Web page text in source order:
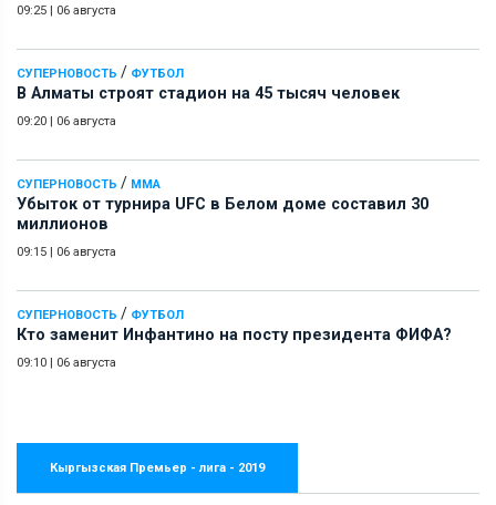
09:25 | 06 августа
СУПЕРНОВОСТЬ / ФУТБОЛ
В Алматы строят стадион на 45 тысяч человек
09:20 | 06 августа
СУПЕРНОВОСТЬ / ММА
Убыток от турнира UFC в Белом доме составил 30
миллионов
09:15 | 06 августа
СУПЕРНОВОСТЬ / ФУТБОЛ
Кто заменит Инфантино на посту президента ФИФА?
09:10 | 06 августа
Кыргызская Премьер - лига - 2019